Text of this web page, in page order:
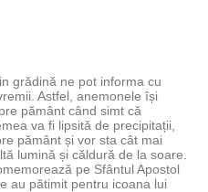
grădină ne pot informa cu
Astfel, anemonele își
pământ când simt că
va fi lipsită de precipitații,
pământ și vor sta cât mai
lumină și căldură de la soare.
pe Sfântul Apostol
au pătimit pentru icoana lui